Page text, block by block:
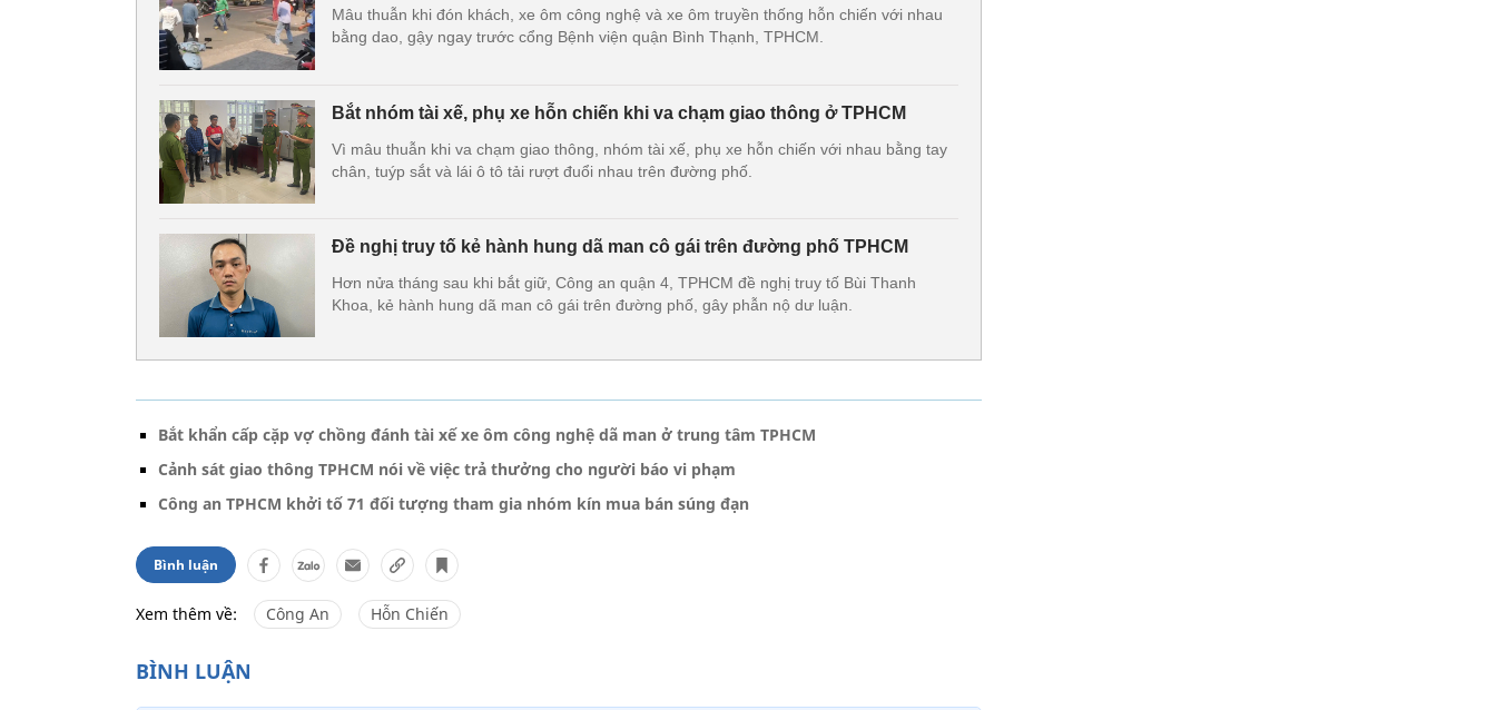
Mâu thuẫn khi đón khách, xe ôm công nghệ và xe ôm truyền thống hỗn chiến với nhau
bằng dao, gậy ngay trước cổng Bệnh viện quận Bình Thạnh, TPHCM.
Bắt nhóm tài xế, phụ xe hỗn chiến khi va chạm giao thông ở TPHCM
Vì mâu thuẫn khi va chạm giao thông, nhóm tài xế, phụ xe hỗn chiến với nhau bằng tay
chân, tuýp sắt và lái ô tô tải rượt đuổi nhau trên đường phố.
Đề nghị truy tố kẻ hành hung dã man cô gái trên đường phố TPHCM
Hơn nửa tháng sau khi bắt giữ, Công an quận 4, TPHCM đề nghị truy tố Bùi Thanh
Khoa, kẻ hành hung dã man cô gái trên đường phố, gây phẫn nộ dư luận.
Bắt khẩn cấp cặp vợ chồng đánh tài xế xe ôm công nghệ dã man ở trung tâm TPHCM
Cảnh sát giao thông TPHCM nói về việc trả thưởng cho người báo vi phạm
Công an TPHCM khởi tố 71 đối tượng tham gia nhóm kín mua bán súng đạn
Bình luận
Xem thêm về: Công An Hỗn Chiến